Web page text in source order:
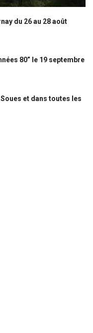
du 26 au 28 août
80” le 19 septembre
et dans toutes les